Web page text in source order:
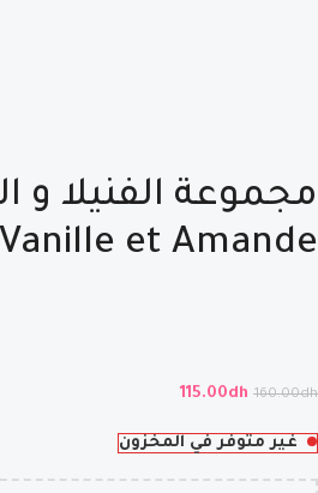
Vanille et Amande
160.00dh
115.00dh
غير متوفر في المخزون